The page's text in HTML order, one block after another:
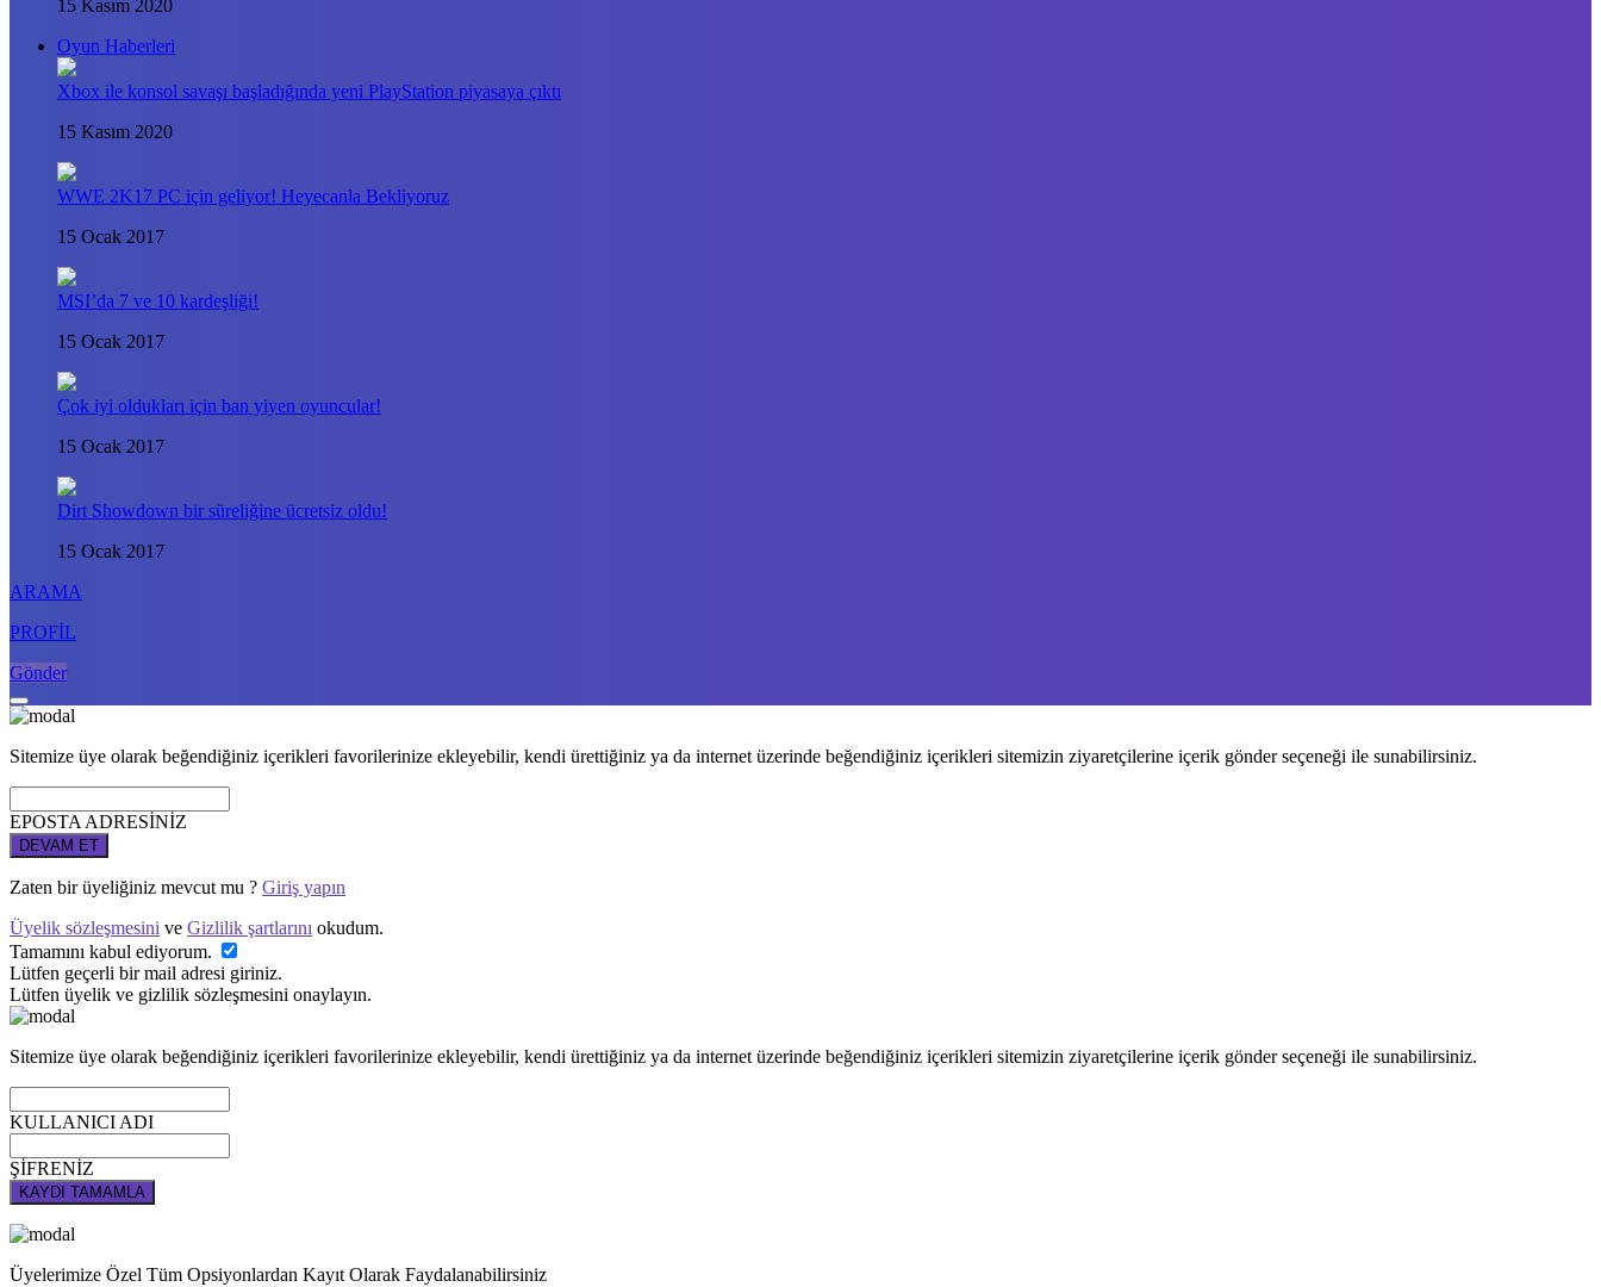
15 Kasım 2020
Oyun Haberleri
Xbox ile konsol savaşı başladığında yeni PlayStation piyasaya çıktı
15 Kasım 2020
WWE 2K17 PC için geliyor! Heyecanla Bekliyoruz
15 Ocak 2017
MSI’da 7 ve 10 kardeşliği!
15 Ocak 2017
Çok iyi oldukları için ban yiyen oyuncular!
15 Ocak 2017
Dirt Showdown bir süreliğine ücretsiz oldu!
15 Ocak 2017
ARAMA
PROFİL
Gönder
Sitemize üye olarak beğendiğiniz içerikleri favorilerinize ekleyebilir, kendi ürettiğiniz ya da internet üzerinde beğendiğiniz içerikleri sitemizin ziyaretçilerine içerik gönder seçeneği ile sunabilirsiniz.
EPOSTA ADRESİNİZ
DEVAM ET
Zaten bir üyeliğiniz mevcut mu ? Giriş yapın
Üyelik sözleşmesini ve Gizlilik şartlarını okudum.
Tamamını kabul ediyorum.
Lütfen geçerli bir mail adresi giriniz.
Lütfen üyelik ve gizlilik sözleşmesini onaylayın.
Sitemize üye olarak beğendiğiniz içerikleri favorilerinize ekleyebilir, kendi ürettiğiniz ya da internet üzerinde beğendiğiniz içerikleri sitemizin ziyaretçilerine içerik gönder seçeneği ile sunabilirsiniz.
KULLANICI ADI
ŞİFRENİZ
KAYDI TAMAMLA
Üyelerimize Özel Tüm Opsiyonlardan Kayıt Olarak Faydalanabilirsiniz